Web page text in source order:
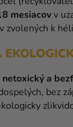
mesiacovv
zvolených k
netoxický a
bez